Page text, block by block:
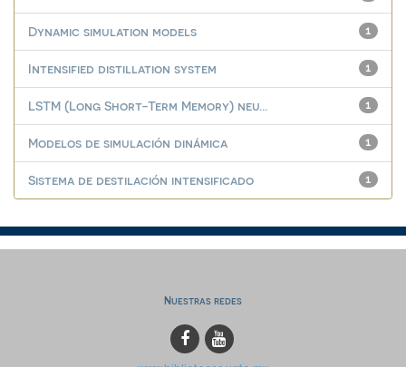
1
Dynamic simulation models
1
Intensified distillation system
1
LSTM (Long Short-Term Memory) neu...
1
Modelos de simulación dinámica
1
Sistema de destilación intensificado
Nuestras redes